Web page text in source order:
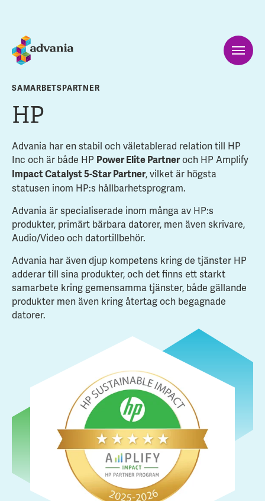
SAMARBETSPARTNER
HP
Advania har en stabil och väletablerad relation till HP
Inc och är både HP Power Elite Partneroch HP Amplify
Impact Catalyst 5-Star Partner, vilket är högsta
statusen inom HP:s hållbarhetsprogram.
Advania är specialiserade inom många av HP:s
produkter, primärt bärbara datorer, men även skrivare,
Audio/Video och datortillbehör.
Advania har även djup kompetens kring de tjänster HP
adderar till sina produkter, och det finns ett starkt
samarbete kring gemensamma tjänster, både gällande
produkter men även kring återtag och begagnade
datorer.